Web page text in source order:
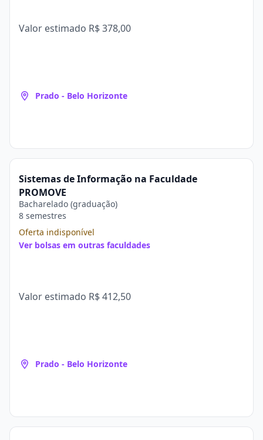
Valor estimado R$ 378,00
Prado - Belo Horizonte
Sistemas de Informação na Faculdade
PROMOVE
Bacharelado (graduação)
8 semestres
Oferta indisponível
Ver bolsas em outras faculdades
Valor estimado R$ 412,50
Prado - Belo Horizonte